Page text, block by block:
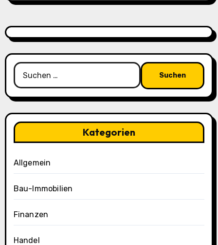
Suchen
nach:
Kategorien
Allgemein
Bau-Immobilien
Finanzen
Handel